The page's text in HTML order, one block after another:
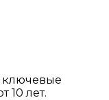
ключевые
10 лет.